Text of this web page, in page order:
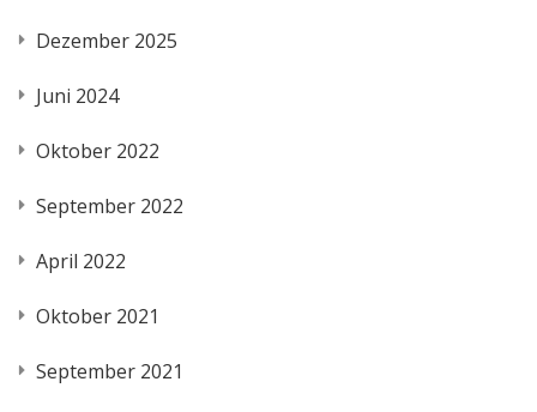
Dezember 2025
Juni 2024
Oktober 2022
September 2022
April 2022
Oktober 2021
September 2021